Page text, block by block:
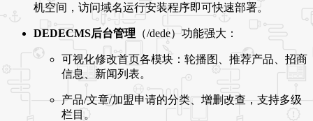
机空间，访问域名运行安装程序即可快速部署。
DEDECMS后台管理 （/dede）功能强大：
可视化修改首页各模块：轮播图、推荐产品、招商
信息、新闻列表。
产品/文章/加盟申请的分类、增删改查，支持多级
栏目。